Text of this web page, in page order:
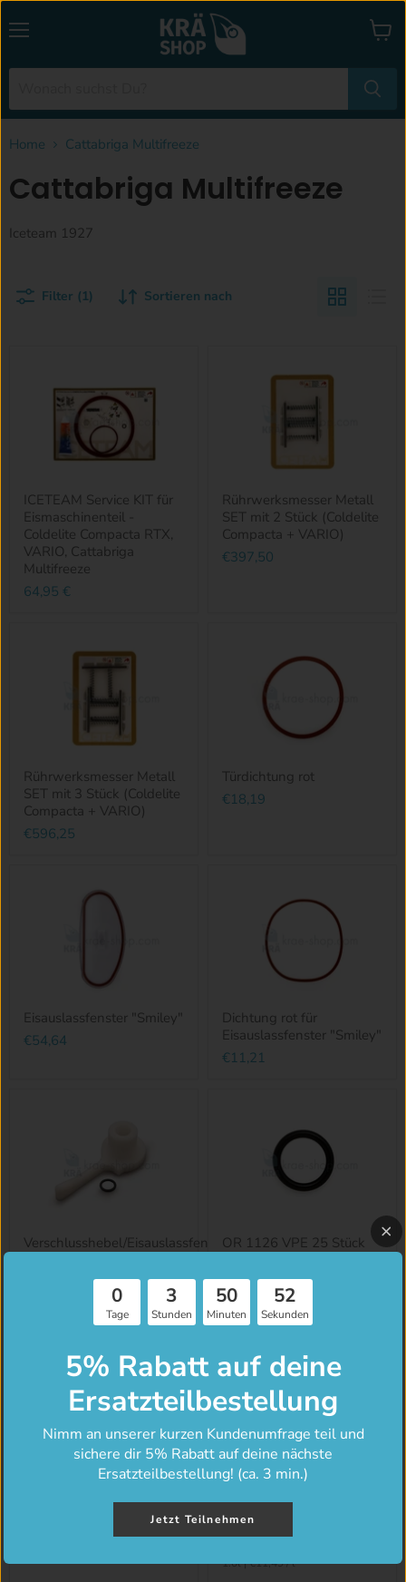
Home Cattabriga Multifreeze
Cattabriga Multifreeze
Iceteam 1927
Filter (1) Sortieren nach
ICETEAM Service KIT für
Eismaschinenteil -
Coldelite Compacta RTX,
VARIO, Cattabriga
Multifreeze
64,95 €
Rührwerksmesser Metall
SET mit 2 Stück (Coldelite
Compacta + VARIO)
€397,50
Rührwerksmesser Metall
SET mit 3 Stück (Coldelite
Compacta + VARIO)
€596,25
Türdichtung rot
€18,19
Eisauslassfenster "Smiley"
€54,64
Dichtung rot für
Eisauslassfenster "Smiley"
€11,21
Verschlusshebel/EisauslassfensterOR 1126 VPE 25 Stück
Rührwerksdichtung
Krä Desinfektions-
Reiniger für Eismaschinen
& Sahneautomaten (1
Liter Konzentrat)
€11,49
1.0l|€11,49/l
0
Tage
3
Stunden
50
Minuten
52
Sekunden
5% Rabatt auf deine
Ersatzteilbestellung
Nimm an unserer kurzen Kundenumfrage teil und
sichere dir 5% Rabatt auf deine nächste
Ersatzteilbestellung! (ca. 3 min.)
Jetzt Teilnehmen